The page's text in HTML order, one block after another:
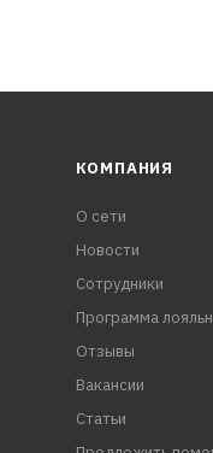
КОМПАНИЯ
О сети
Новости
Сотрудники
Программа
Отзывы
Вакансии
Статьи